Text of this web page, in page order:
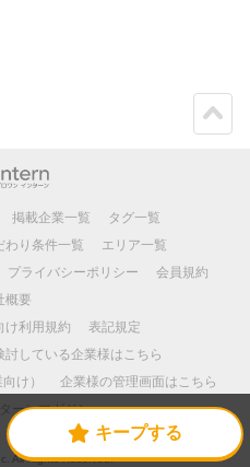
キープする
掲載企業一覧
タグ一覧
わり条件一覧
エリア一覧
プライバシーポリシー
会員規約
概要
け利用規約
表記規定
している企業様はこちら
け）
企業様の管理画面はこちら
ーンマガジン
All Rights Reserved.